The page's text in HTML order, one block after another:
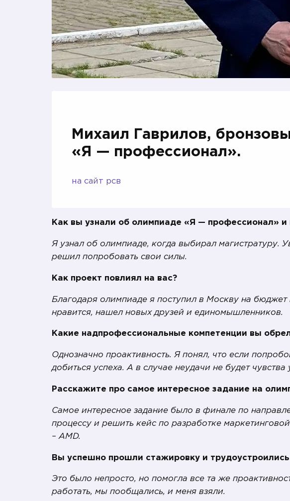
Михаил Гаврилов,
«Я — профессионал».
на сайт рсв
Как вы узнали об олимпиаде «Я — профессионал»
Я узнал об олимпиаде, когда выбирал магистратуру.
решил попробовать свои силы.
Как проект повлиял на вас?
Благодаря олимпиаде я поступил в Москву на
нравится, нашел новых друзей и единомышленников.
Какие надпрофессиональные компетенции вы
Однозначно проактивность. Я понял, что если
добиться успеха. А в случае неудачи не будет
Расскажите про самое интересное задание на
Самое интересное задание было в финале по
процессу и решить кейс по разработке
– AMD.
Вы успешно прошли стажировку и
Это было непросто, но помогла все та же
работать, мы пообщались, и меня взяли.